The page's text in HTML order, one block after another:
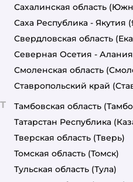
Сахалинская область
Саха Республика - Якутия
Свердловская область
Северная Осетия -
Смоленская область
Ставропольский край
Т Тамбовская область
Татарстан Республика
Тверская область (Тверь)
Томская область (Томск)
Тульская область (Тула)